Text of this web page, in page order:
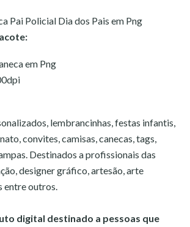
Pai Policial Dia dos Pais em Png
em Png
lembrancinhas, festas infantis,
convites, camisas, canecas, tags,
Destinados a profissionais das
designer gráfico, artesão, arte
entre outros.
digital destinado a pessoas que